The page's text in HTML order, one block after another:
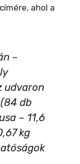
ahol a
–
udvaron
db
– 11,6
kg